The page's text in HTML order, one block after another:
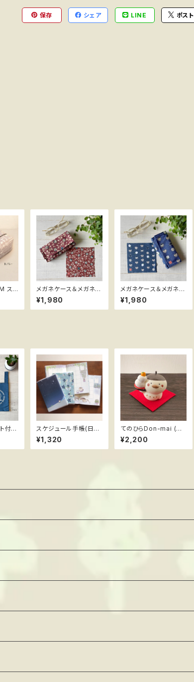
保存 シェア LINE ポスト
メガネケース＆メガネク
ロス ススメ隊長 ＊レト
ロ赤
¥1,980
メガネケース＆メガネク
ロス ススメ隊長 ＊縞つ
ばき
¥1,980
付き
スケジュール手帳(日付
フリー) ススメ隊長
¥1,320
てのひらDon-mai (ど
ん米) ＊鏡もち ハンド
メイドフィギュア ススメ
隊長
¥2,200